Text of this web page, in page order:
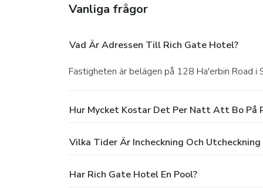
Vanliga frågor
Vad Är Adressen Till Rich Gate Hotel?
Fastigheten är belägen på 128 Ha'erbin Road i
Hur Mycket Kostar Det Per Natt Att Bo På
Vilka Tider Är Incheckning Och
Har Rich Gate Hotel En Pool?